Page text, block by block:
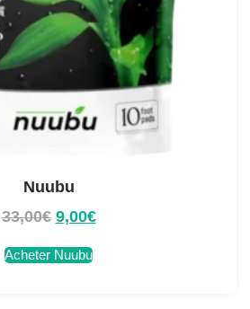
Nuubu
33,00€ 9,00€
Acheter Nuubu